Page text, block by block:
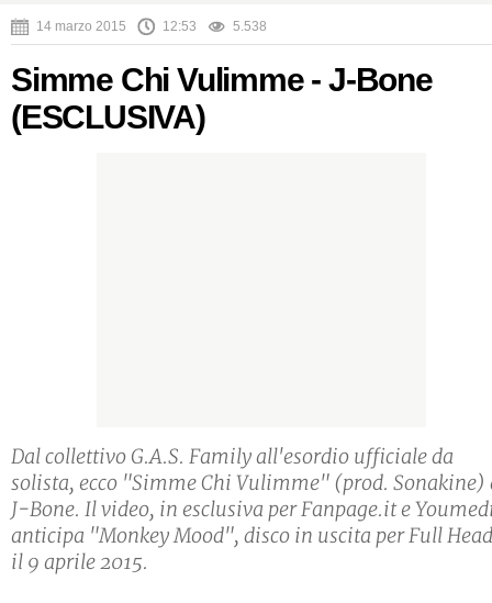
14 marzo 2015 12:53 5.538
Simme Chi Vulimme - J-Bone
(ESCLUSIVA)
Dal collettivo G.A.S. Family all'esordio ufficiale da
solista, ecco "Simme Chi Vulimme" (prod. Sonakine)
J-Bone. Il video, in esclusiva per Fanpage.it e
anticipa "Monkey Mood", disco in uscita per Full
il 9 aprile 2015.